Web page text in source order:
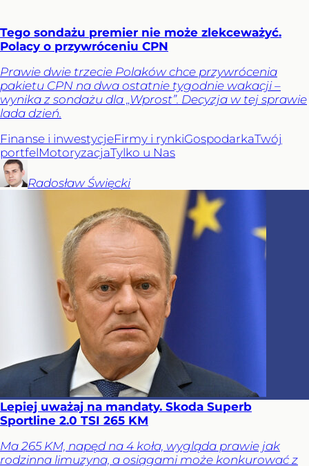
Tego sondażu premier nie może zlekceważyć.
Polacy o przywróceniu CPN
Prawie dwie trzecie Polaków chce przywrócenia
pakietu CPN na dwa ostatnie tygodnie wakacji –
wynika z sondażu dla „Wprost”. Decyzja w tej sprawie
lada dzień.
Finanse i inwestycjeFirmy i rynkiGospodarkaTwój
portfelMotoryzacjaTylko u Nas
Radosław Święcki
Lepiej uważaj na mandaty. Skoda Superb
Sportline 2.0 TSI 265 KM
Ma 265 KM, napęd na 4 koła, wygląda prawie jak
rodzinna limuzyna, a osiągami może konkurować z